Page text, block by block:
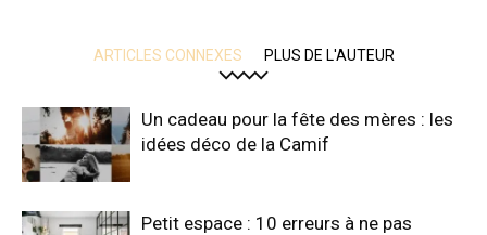
ARTICLES CONNEXES PLUS DE L'AUTEUR
Un cadeau pour la fête des mères : les
idées déco de la Camif
Petit espace : 10 erreurs à ne pas